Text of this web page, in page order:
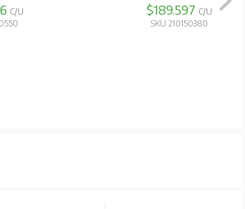
C/U
$193.321 C/U
SKU 210150340